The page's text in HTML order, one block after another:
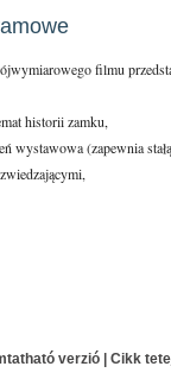
filmu
historii zamku,
wystawowa (zapewnia
verzió Cikk